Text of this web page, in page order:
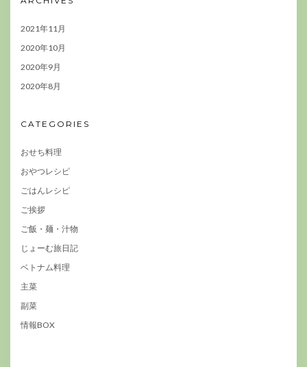
2021年11月
2020年10月
2020年9月
2020年8月
CATEGORIES
おせち料理
おやつレシピ
ごはんレシピ
ご挨拶
ご飯・麺・汁物
じょーむ旅日記
ベトナム料理
主菜
副菜
情報BOX